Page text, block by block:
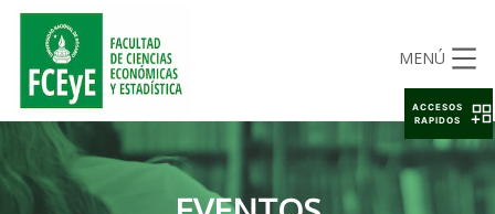
MENÚ
ACCESOS
RAPIDOS